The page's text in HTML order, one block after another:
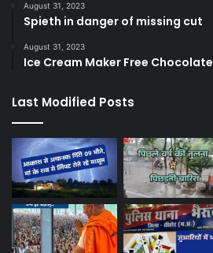
August 31, 2023
Spieth in danger of missing cut
August 31, 2023
Ice Cream Maker Free Chocolate
Last Modified Posts